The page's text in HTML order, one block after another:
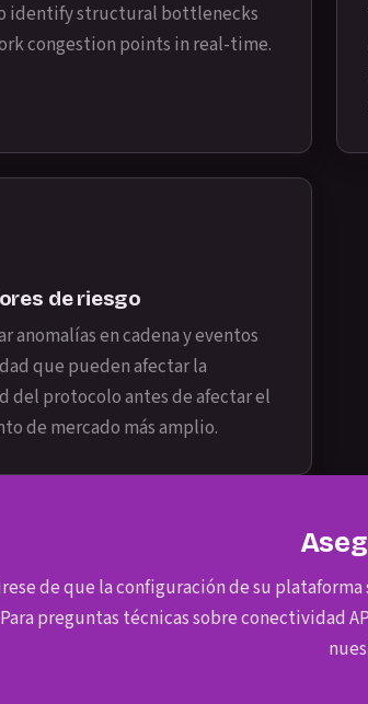
identify structural bottlenecks
congestion points in real-time.
de riesgo
anomalías en cadena y eventos
que pueden afectar la
del protocolo antes de afectar el
de mercado más amplio.
de que la configuración de su
preguntas técnicas sobre conectividad